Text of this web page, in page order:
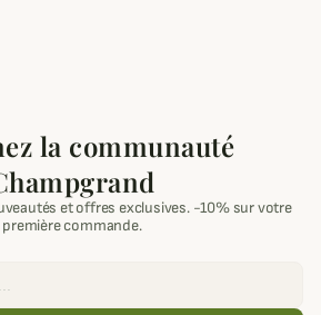
la communauté
et offres exclusives. -10% sur votre
première commande.